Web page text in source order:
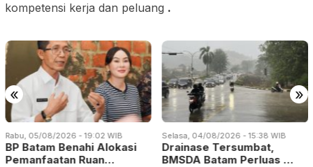
kompetensi kerja dan peluang .
« »
Selasa, 04/08/2026 - 15:38 WIB
Drainase Tersumbat,
BMSDA Batam Perluas …
Selasa, 04/08/2026 - 14:57 WIB
Empat Kali Beraksi, Pencuri
Kabel Jembat…